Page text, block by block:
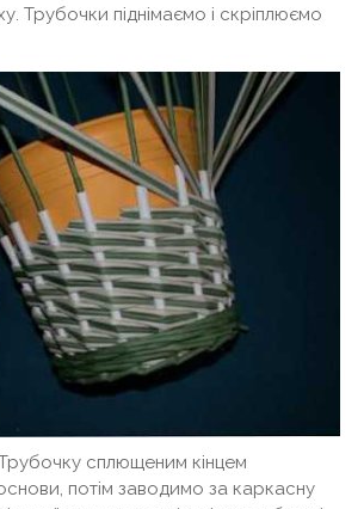
Трубочки піднімаємо і скріплюємо
сплющеним кінцем
потім заводимо за каркасну